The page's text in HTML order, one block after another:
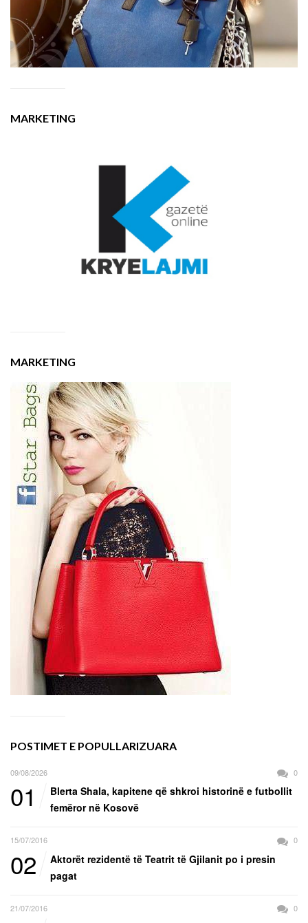
MARKETING
MARKETING
POSTIMET E POPULLARIZUARA
09/08/2026 0
01
Blerta Shala, kapitene që shkroi historinë e futbollit
femëror në Kosovë
15/07/2016 0
02
Aktorët rezidentë të Teatrit të Gjilanit po i presin
pagat
21/07/2016 0